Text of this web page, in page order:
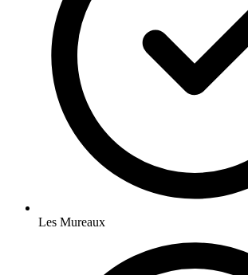
Les Mureaux